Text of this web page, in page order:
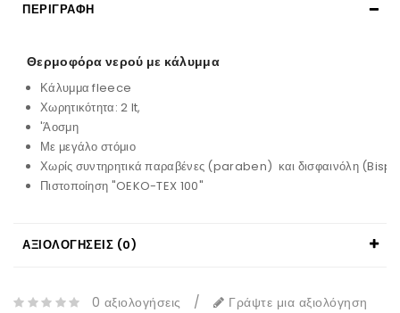
ΠΕΡΙΓΡΑΦΉ
Θερμοφόρα νερού με κάλυμμα
Κάλυμμα fleece
Χωρητικότητα: 2 lt,
'Άοσμη
Με μεγάλο στόμιο
Χωρίς συντηρητικά παραβένες (paraben) και δισφαινόλη
Πιστοποίηση "OEKO-TEX 100"
ΑΞΙΟΛΟΓΉΣΕΙΣ (0)
0 αξιολογήσεις / Γράψτε μια αξιολόγηση